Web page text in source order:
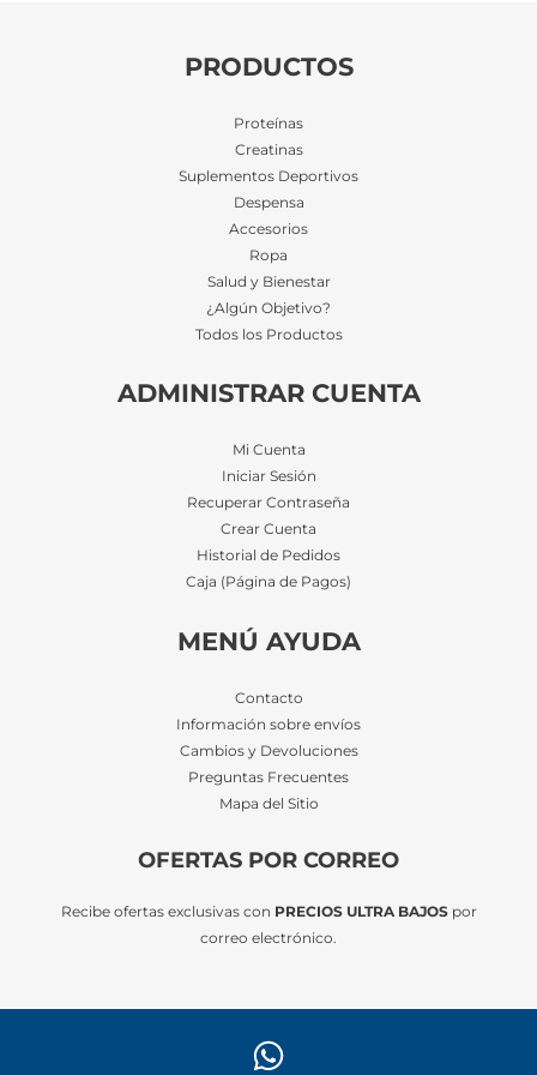
PRODUCTOS
Proteínas
Creatinas
Suplementos Deportivos
Despensa
Accesorios
Ropa
Salud y Bienestar
¿Algún Objetivo?
Todos los Productos
ADMINISTRAR CUENTA
Mi Cuenta
Iniciar Sesión
Recuperar Contraseña
Crear Cuenta
Historial de Pedidos
Caja (Página de Pagos)
MENÚ AYUDA
Contacto
Información sobre envíos
Cambios y Devoluciones
Preguntas Frecuentes
Mapa del Sitio
OFERTAS POR CORREO
Recibe ofertas exclusivas con PRECIOS ULTRA BAJOSpor
correo electrónico.